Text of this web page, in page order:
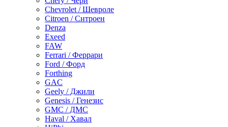
Chevrolet / Шевроле
Citroen / Ситроен
Denza
Exeed
FAW
Ferrari / Феррари
Ford / Форд
Forthing
GAC
Geely / Джили
Genesis / Генезис
GMC / ДМС
Haval / Хавал